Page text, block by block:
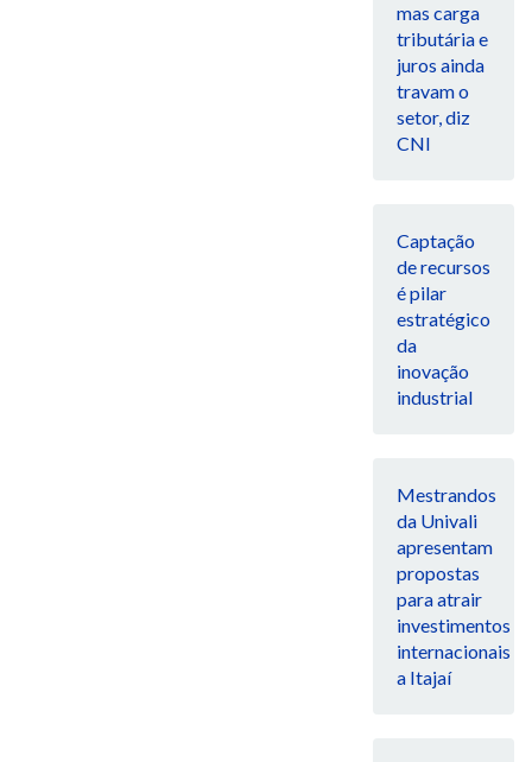
mas carga
tributária e
juros ainda
travam o
setor, diz
CNI
Captação
de recursos
é pilar
estratégico
da
inovação
industrial
Mestrandos
da Univali
apresentam
propostas
para atrair
investimentos
internacionais
a Itajaí